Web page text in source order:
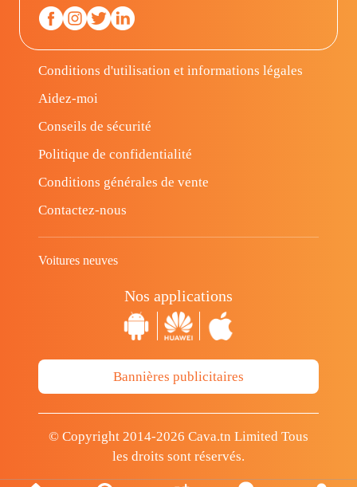
Conditions d'utilisation et informations légales
Aidez-moi
Conseils de sécurité
Politique de confidentialité
Conditions générales de vente
Contactez-nous
Voitures neuves
Nos applications
Bannières publicitaires
© Copyright 2014-2026 Cava.tn Limited Tous
les droits sont réservés.